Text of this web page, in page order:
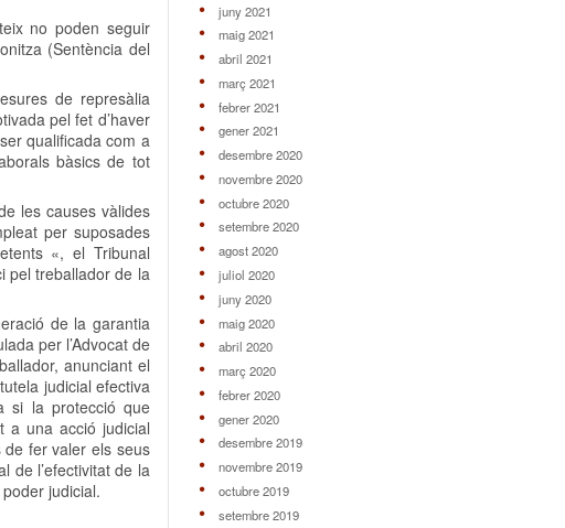
no poden seguir
(Sentència del
de represàlia
pel fet d’haver
qualificada com a
bàsics de tot
les causes vàlides
per suposades
«, el Tribunal
pel treballador de la
de la garantia
per l’Advocat de
anunciant el
judicial efectiva
si la protecció que
a una acció judicial
fer valer els seus
de l’efectivitat de la
judicial.
juny 2021
maig 2021
abril 2021
març 2021
febrer 2021
gener 2021
desembre 2020
novembre 2020
octubre 2020
setembre 2020
agost 2020
juliol 2020
juny 2020
maig 2020
abril 2020
març 2020
febrer 2020
gener 2020
desembre 2019
novembre 2019
octubre 2019
setembre 2019